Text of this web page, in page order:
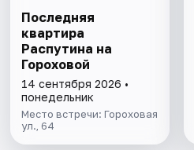
Последняя
квартира
Распутина на
Гороховой
14 сентября 2026 •
понедельник
Место встречи: Гороховая
ул., 64